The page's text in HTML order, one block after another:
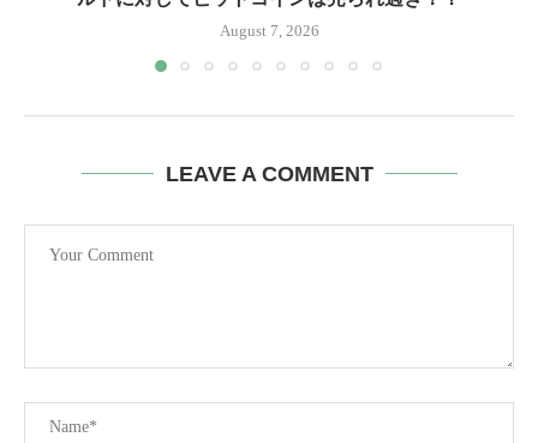
August 7, 2026
LEAVE A COMMENT